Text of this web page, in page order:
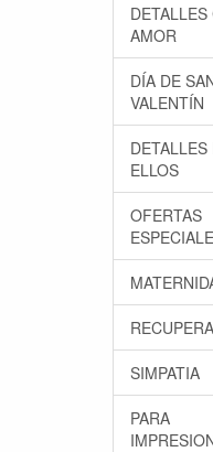
DETALLES
AMOR
DÍA DE
VALENTÍN
DETALLES
ELLOS
OFERTAS
SIMPATIA
PARA